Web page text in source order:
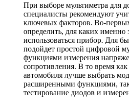
При выборе мультиметра для
специалисты рекомендуют
ключевых факторов. Во-
определить, для каких именно
использоваться прибор. Для
подойдет простой цифровой
функциями измерения
сопротивления. В то время
автомобиля лучше выбрать
расширенными функциями,
тестирование диодов и